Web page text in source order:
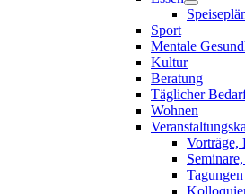
Sport
Mentale
Kultur
Beratung
Täglicher
Wohnen
Vorträge,